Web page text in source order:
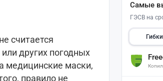
считается
других погодных
медицинские маски,
правило не
Самые
ГЭСВ на